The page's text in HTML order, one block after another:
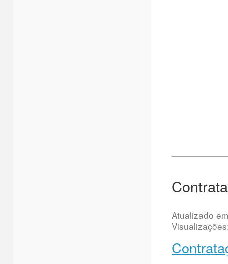
Atualizado